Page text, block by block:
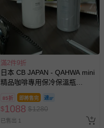
滿2件9折
日本 CB JAPAN - QAHWA mini
精品咖啡專用保冷保溫瓶
200ml-165g
85折 即將售完
$1088 $1280
已售出 1